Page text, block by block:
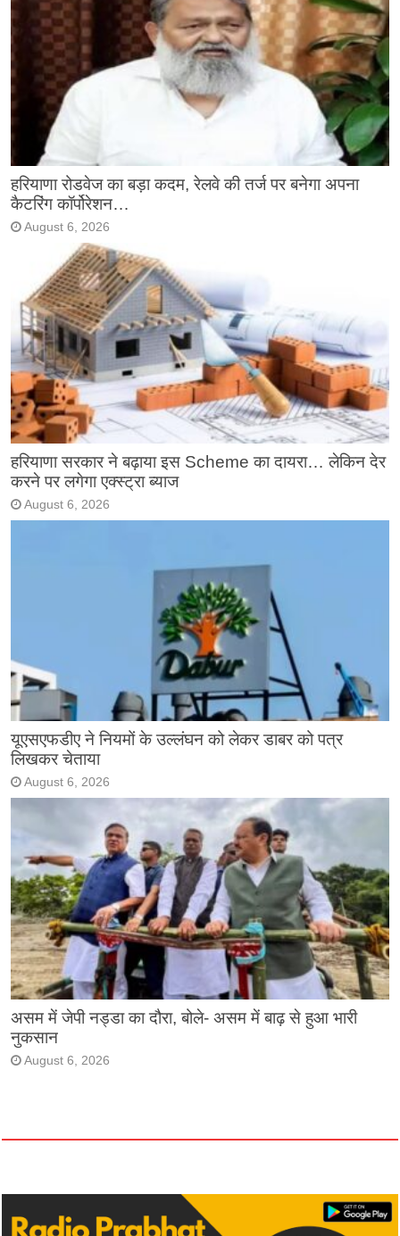
हरियाणा रोडवेज का बड़ा कदम, रेलवे की तर्ज पर बनेगा अपना
कैटरिंग कॉर्पोरेशन…
August 6, 2026
हरियाणा सरकार ने बढ़ाया इस Scheme का दायरा… लेकिन देर
करने पर लगेगा एक्स्ट्रा ब्याज
August 6, 2026
यूएसएफडीए ने नियमों के उल्लंघन को लेकर डाबर को पत्र
लिखकर चेताया
August 6, 2026
असम में जेपी नड्डा का दौरा, बोले- असम में बाढ़ से हुआ भारी
नुकसान
August 6, 2026